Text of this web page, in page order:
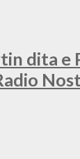
dita e